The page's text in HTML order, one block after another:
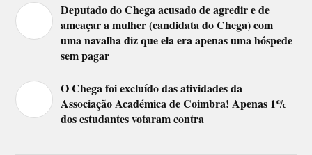
Deputado do Chega acusado de agredir e de
ameaçar a mulher (candidata do Chega) com
uma navalha diz que ela era apenas uma hóspede
sem pagar
O Chega foi excluído das atividades da
Associação Académica de Coimbra! Apenas 1%
dos estudantes votaram contra